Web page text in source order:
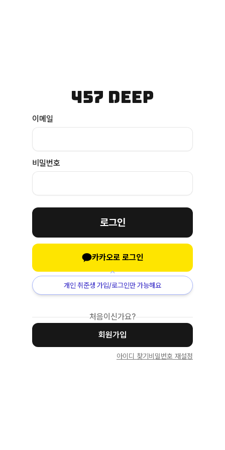
이메일
비밀번호
로그인
카카오로 로그인
개인 취준생 가입/로그인만 가능해요
처음이신가요?
회원가입
아이디 찾기 비밀번호 재설정